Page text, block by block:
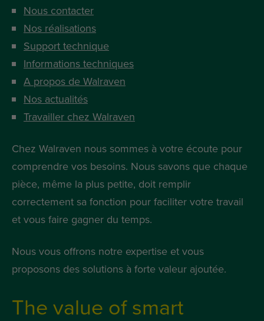
Nous contacter
Nos réalisations
Support technique
Informations techniques
A propos de Walraven
Nos actualités
Travailler chez Walraven
Chez Walraven nous sommes à votre écoute pour
comprendre vos besoins. Nous savons que chaque
pièce, même la plus petite, doit remplir
correctement sa fonction pour faciliter votre travail
et vous faire gagner du temps.
Nous vous offrons notre expertise et vous
proposons des solutions à forte valeur ajoutée.
The value of smart